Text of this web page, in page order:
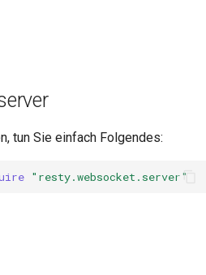
tun Sie einfach Folgendes:
"resty.websocket.server"